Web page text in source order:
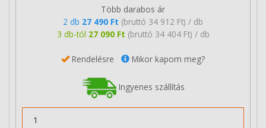
Több darabos ár
2 db 27 490 Ft (bruttó 34 912 Ft) / db
3 db-tól 27 090 Ft (bruttó 34 404 Ft) / db
Rendelésre Mikor kapom meg?
Ingyenes szállítás